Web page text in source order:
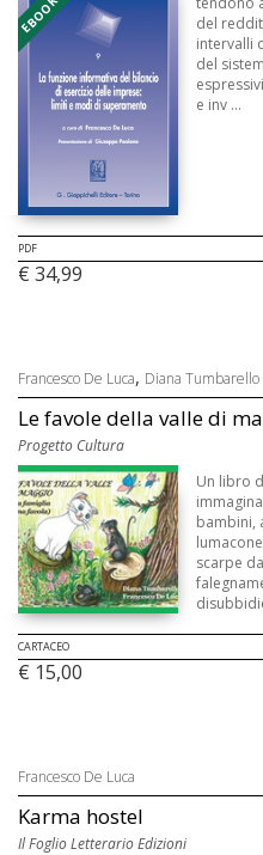
del
intervalli
del
e inv ...
PDF
€ 34,99
Francesco De Luca, Diana Tumbarello
Le favole della valle di
Progetto Cultura
Un libro
bambini,
scarpe
CARTACEO
€ 15,00
Francesco De Luca
Karma hostel
Il Foglio Letterario Edizioni